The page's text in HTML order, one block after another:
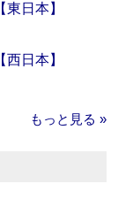
日本】
日本】
もっと見る »